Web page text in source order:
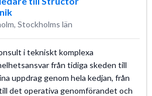
Stockholms län
i tekniskt komplexa
från tidiga skeden till
uppdrag genom hela kedjan, från
det operativa genomförandet och